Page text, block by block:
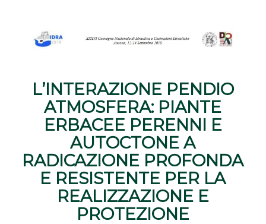
L’INTERAZIONE PENDIO
ATMOSFERA: PIANTE
ERBACEE PERENNI E
AUTOCTONE A
RADICAZIONE PROFONDA
E RESISTENTE PER LA
REALIZZAZIONE E
PROTEZIONE